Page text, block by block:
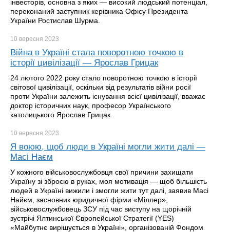
інвесторів, основна з яких — високий людський потенціал,
переконаний заступник керівника Офісу Президента
України Ростислав Шурма.
10 вересня 2023
Війна в Україні стала поворотною точкою в
історії цивілізації — Ярослав Грицак
24 лютого 2022 року стало поворотною точкою в історії
світової цивілізації, оскільки від результатів війни росії
проти України залежить існування всієї цивілізації, вважає
доктор історичних наук, професор Українського
католицького Ярослав Грицак.
10 вересня 2023
Я воюю, щоб люди в Україні могли жити далі —
Масі Наєм
У кожного військовослужбовця свої причини захищати
Україну зі зброєю в руках, моя мотивація — щоб більшість
людей в Україні вижили і змогли жити тут далі, заявив Масі
Найєм, засновник юридичної фірми «Міллер»,
військовослужбовець ЗСУ під час виступу на щорічній
зустрічі Ялтинської Європейської Стратегії (YES)
«Майбутнє вирішується в Україні», організованій Фондом